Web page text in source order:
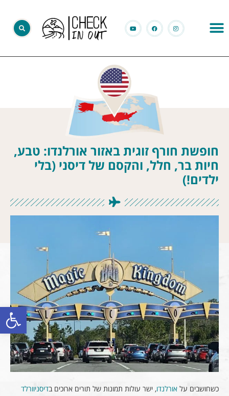
פתח
חופשת חורף זוגית באזור אורלנדו: טבע,
חיות בר, חלל, והקסם של דיסני (בלי
ילדים!)
כשחושבים על אורלנדו, ישר עולות תמונות של תורים ארוכים בדיסניוורלד